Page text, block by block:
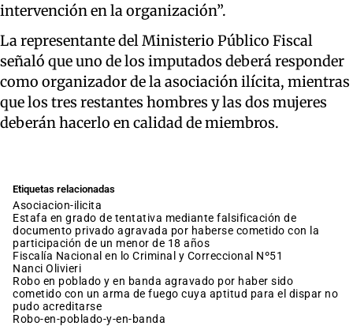
intervención en la organización”.
La representante del Ministerio Público Fiscal
señaló que uno de los imputados deberá responder
como organizador de la asociación ilícita, mientras
que los tres restantes hombres y las dos mujeres
deberán hacerlo en calidad de miembros.
Etiquetas relacionadas
asociacion-ilicita
estafa en grado de tentativa mediante falsificación de
documento privado agravada por haberse cometido con la
participación de un menor de 18 años
Fiscalía Nacional en lo Criminal y Correccional Nº51
Nanci Olivieri
robo en poblado y en banda agravado por haber sido
cometido con un arma de fuego cuya aptitud para el dispar no
pudo acreditarse
robo-en-poblado-y-en-banda